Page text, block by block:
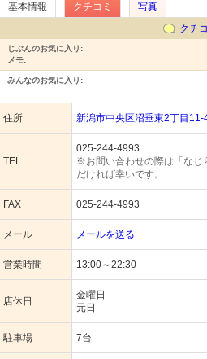
基本情報 クチコミ
写真
クチ
じぶんのお気に入り:
メモ:
みんなのお気に入り:
住所 新潟市中央区沼垂東2丁目11-
TEL
025-244-4993
※お問い合わせの際は「なじ
だければ幸いです。
FAX 025-244-4993
メール メールを送る
営業時間 13:00～22:30
店休日
金曜日
元日
駐車場 7台